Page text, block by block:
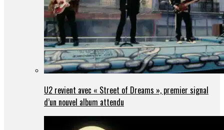
U2 revient avec « Street of Dreams », premier signal
d’un nouvel album attendu